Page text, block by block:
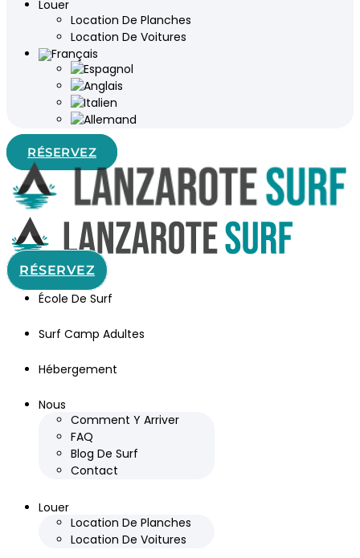
Louer
Location De Planches
Location De Voitures
RÉSERVEZ
RÉSERVEZ
École De Surf
Surf Camp Adultes
Hébergement
Nous
Comment Y Arriver
FAQ
Blog De Surf
Contact
Louer
Location De Planches
Location De Voitures